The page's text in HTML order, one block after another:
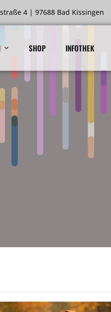
4 | 97688 Bad Kissingen
SHOP INFOTHEK